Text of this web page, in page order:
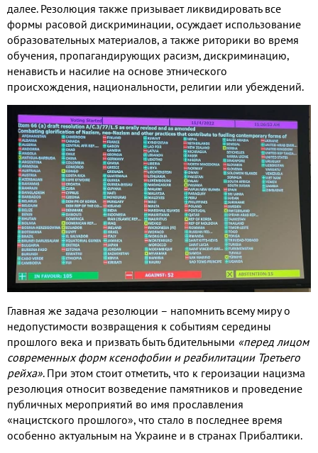
далее. Резолюция также призывает ликвидировать все
формы расовой дискриминации, осуждает использование
образовательных материалов, а также риторики во время
обучения, пропагандирующих расизм, дискриминацию,
ненависть и насилие на основе этнического
происхождения, национальности, религии или убеждений.
Главная же задача резолюции – напомнить всему миру о
недопустимости возвращения к событиям середины
прошлого века и призвать быть бдительными «перед лицом
современных форм ксенофобии и реабилитации Третьего
рейха». При этом стоит отметить, что к героизации нацизма
резолюция относит возведение памятников и проведение
публичных мероприятий во имя прославления
«нацистского прошлого», что стало в последнее время
особенно актуальным на Украине и в странах Прибалтики.